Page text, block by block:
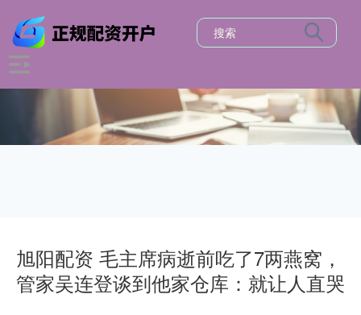
旭阳配资 毛主席病逝前吃了7两燕窝，
管家吴连登谈到他家仓库：就让人直哭